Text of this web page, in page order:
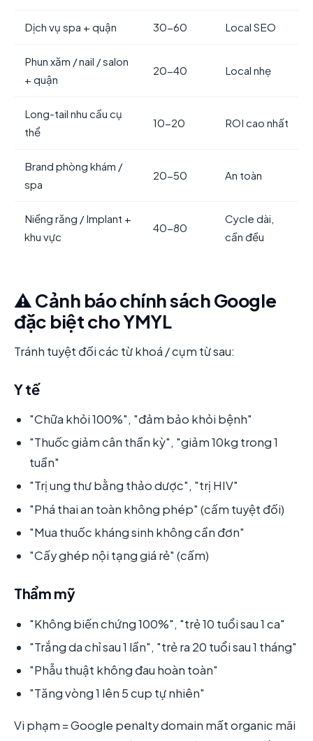
Dịch vụ spa + quận 30-60 Local SEO
Phun xăm / nail / salon
+ quận
20-40 Local nhẹ
Long-tail nhu cầu cụ
thể
10-20 ROI cao nhất
Brand phòng khám /
spa
20-50 An toàn
Niềng răng / Implant +
khu vực
40-80
Cycle dài,
cần đều
⚠️ Cảnh báo chính sách Google
đặc biệt cho YMYL
Tránh tuyệt đối các từ khoá / cụm từ sau:
Y tế
"Chữa khỏi 100%", "đảm bảo khỏi bệnh"
"Thuốc giảm cân thần kỳ", "giảm 10kg trong 1
tuần"
"Trị ung thư bằng thảo dược", "trị HIV"
"Phá thai an toàn không phép" (cấm tuyệt đối)
"Mua thuốc kháng sinh không cần đơn"
"Cấy ghép nội tạng giá rẻ" (cấm)
Thẩm mỹ
"Không biến chứng 100%", "trẻ 10 tuổi sau 1 ca"
"Trắng da chỉ sau 1 lần", "trẻ ra 20 tuổi sau 1 tháng"
"Phẫu thuật không đau hoàn toàn"
"Tăng vòng 1 lên 5 cup tự nhiên"
Vi phạm = Google penalty domain mất organic mãi